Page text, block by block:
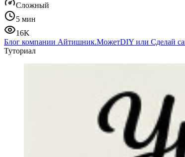
Сложный
5 мин
16K
Блог компании Айтишник.МожетDIY или Сделай
Туториал